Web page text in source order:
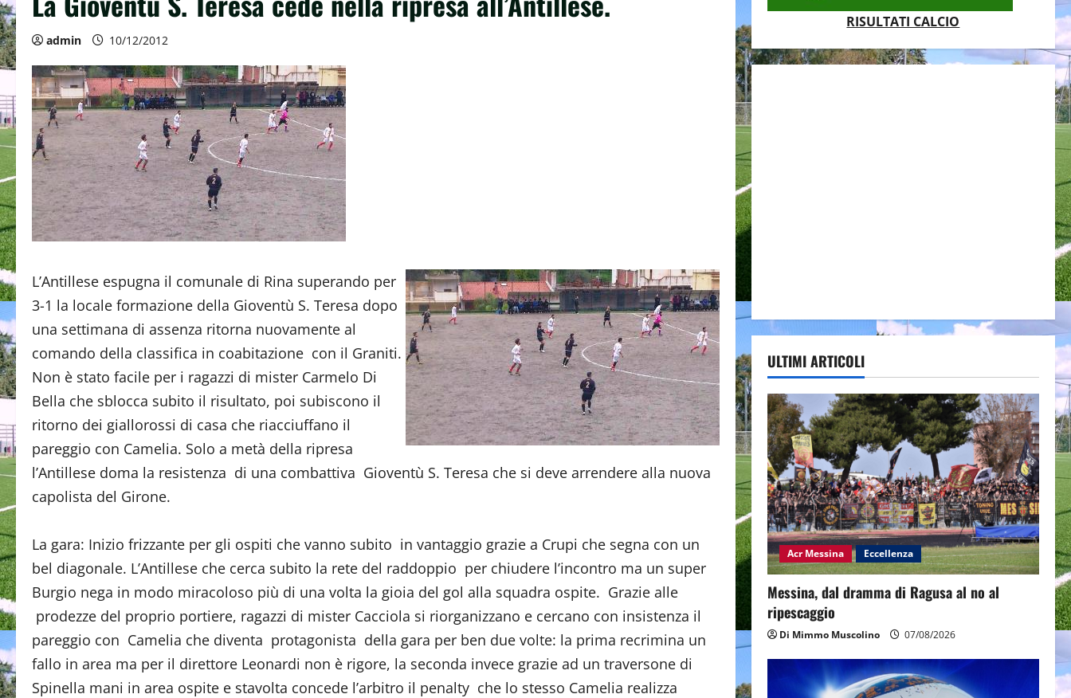
admin 10/12/2012
L’Antillese espugna il comunale di Rina superando per
3-1 la locale formazione della Gioventù S. Teresa dopo
una settimana di assenza ritorna nuovamente al
comando della classifica in coabitazione con il Graniti.
Non è stato facile per i ragazzi di mister Carmelo Di
Bella che sblocca subito il risultato, poi subiscono il
ritorno dei giallorossi di casa che riacciuffano il
pareggio con Camelia. Solo a metà della ripresa
l’Antillese doma la resistenza di una combattiva Gioventù S. Teresa che si deve arrendere alla nuova
capolista del Girone.
La gara: Inizio frizzante per gli ospiti che vanno subito in vantaggio grazie a Crupi che segna con un
bel diagonale. L’Antillese che cerca subito la rete del raddoppio per chiudere l’incontro ma un super
Burgio nega in modo miracoloso più di una volta la gioia del gol alla squadra ospite. Grazie alle
prodezze del proprio portiere, ragazzi di mister Cacciola si riorganizzano e cercano con insistenza il
pareggio con Camelia che diventa protagonista della gara per ben due volte: la prima recrimina un
fallo in area ma per il direttore Leonardi non è rigore, la seconda invece grazie ad un traversone di
Spinella mani in area ospite e stavolta concede l’arbitro il penalty che lo stesso Camelia realizza
RISULTATI CALCIO
ULTIMI ARTICOLI
Acr Messina Eccellenza
Messina, dal dramma di Ragusa al no al
ripescaggio
Di Mimmo Muscolino 07/08/2026